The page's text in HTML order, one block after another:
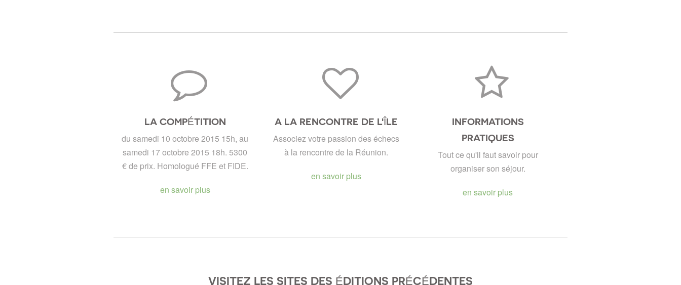
LA COMPÉTITION
du samedi 10 octobre 2015 15h, au
samedi 17 octobre 2015 18h. 5300
€ de prix. Homologué FFE et FIDE.
en savoir plus
A LA RENCONTRE DE L'ÎLE
Associez votre passion des échecs
à la rencontre de la Réunion.
en savoir plus
INFORMATIONS
PRATIQUES
Tout ce qu'il faut savoir pour
organiser son séjour.
en savoir plus
VISITEZ LES SITES DES ÉDITIONS PRÉCÉDENTES